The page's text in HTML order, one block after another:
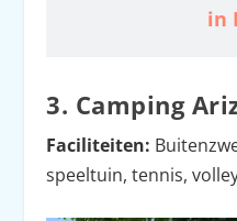
in
3. Camping
Faciliteiten:
speeltuin, tennis,